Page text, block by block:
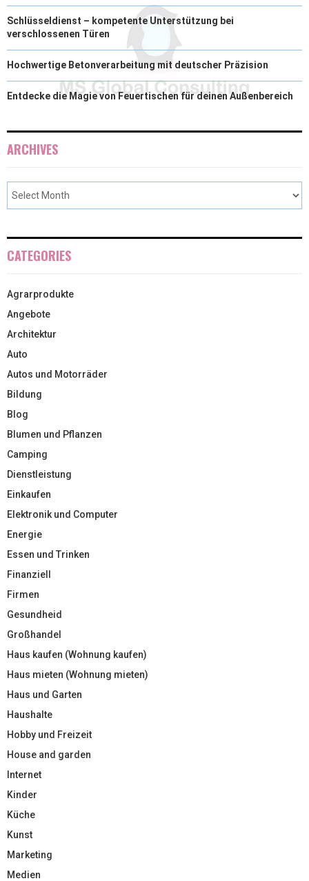
Schlüsseldienst – kompetente Unterstützung bei
verschlossenen Türen
Hochwertige Betonverarbeitung mit deutscher Präzision
Entdecke die Magie von Feuertischen für deinen Außenbereich
ARCHIVES
CATEGORIES
Agrarprodukte
Angebote
Architektur
Auto
Autos und Motorräder
Bildung
Blog
Blumen und Pflanzen
Camping
Dienstleistung
Einkaufen
Elektronik und Computer
Energie
Essen und Trinken
Finanziell
Firmen
Gesundheid
Großhandel
Haus kaufen (Wohnung kaufen)
Haus mieten (Wohnung mieten)
Haus und Garten
Haushalte
Hobby und Freizeit
House and garden
Internet
Kinder
Küche
Kunst
Marketing
Medien